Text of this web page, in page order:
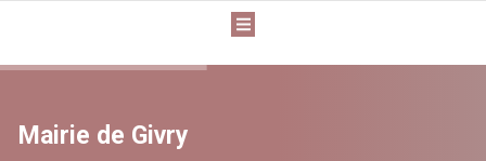
Mairie de Givry